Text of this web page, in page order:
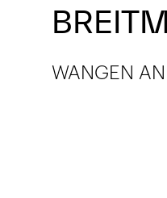
WANGEN